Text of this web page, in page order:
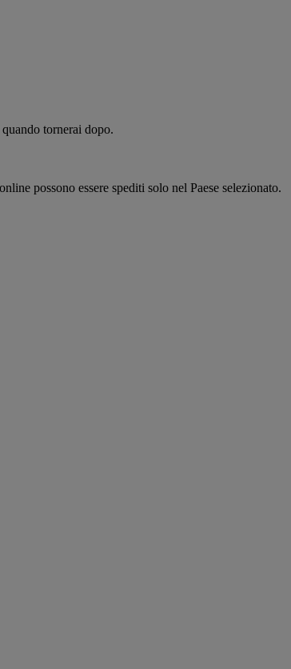
tornerai dopo.
possono essere spediti solo nel Paese selezionato.